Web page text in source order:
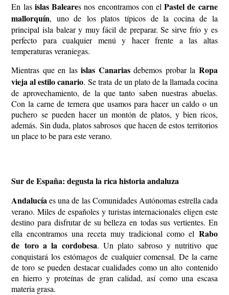
En lasislas Baleares nos encontramos con elPastel de carne
mallorquín, uno de los platos típicos de la cocina de la
principal isla balear y muy fácil de preparar. Se sirve frío y es
perfecto para cualquier menú y hacer frente a las altas
temperaturas veraniegas.
Mientras que en lasislas Canariasdebemos probar la Ropa
vieja al estilo canario. Se trata de un plato de la llamada cocina
de aprovechamiento, de la que tanto saben nuestras abuelas.
Con la carne de ternera que usamos para hacer un caldo o un
puchero se pueden hacer un montón de platos, y bien ricos,
además. Sin duda, platos sabrosos que hacen de estos territorios
un place to be para este verano.
Sur de España: degusta la rica historia andaluza
Andalucíaes una de las Comunidades Autónomas estrella cada
verano. Miles de españoles y turistas internacionales eligen este
destino para disfrutar de su belleza en todas sus vertientes. En
ella encontramos una receta muy tradicional como el Rabo
de toro a la cordobesa. Un plato sabroso y nutritivo que
conquistará los estómagos de cualquier comensal. De la carne
de toro se pueden destacar cualidades como un alto contenido
en hierro y proteínas de gran calidad, así como una escasa
materia grasa.